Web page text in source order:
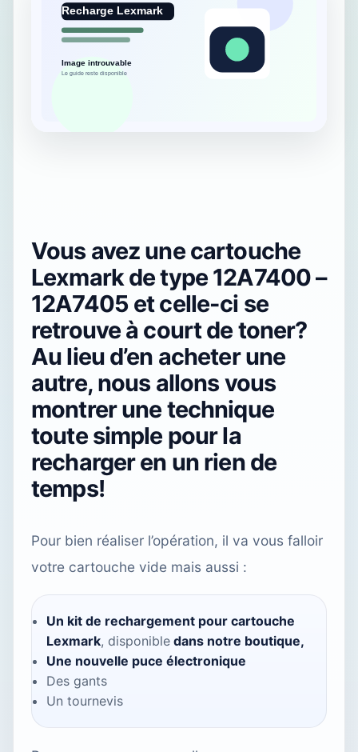
Vous avez une cartouche
Lexmark de type 12A7400 –
12A7405 et celle-ci se
retrouve à court de toner?
Au lieu d’en acheter une
autre, nous allons vous
montrer une technique
toute simple pour la
recharger en un rien de
temps!
Pour bien réaliser l’opération, il va vous falloir
votre cartouche vide mais aussi :
Un kit de rechargement pour cartouche
Lexmark, disponible dans notre boutique,
Une nouvelle puce électronique
Des gants
Un tournevis